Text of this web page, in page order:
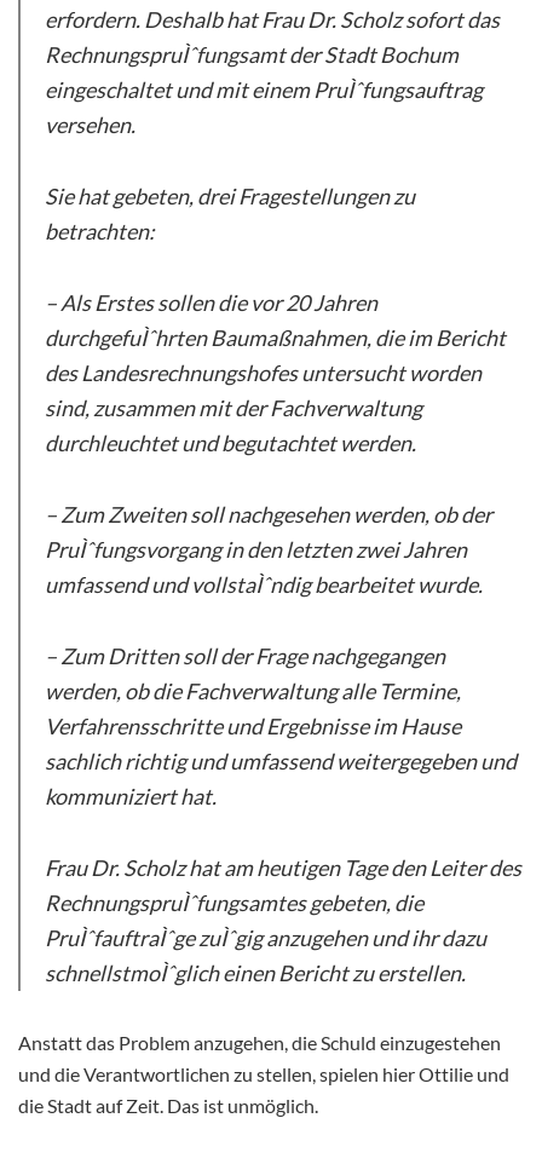
erfordern. Deshalb hat Frau Dr. Scholz sofort das
RechnungspruÌˆfungsamt der Stadt Bochum
eingeschaltet und mit einem PruÌˆfungsauftrag
versehen.
Sie hat gebeten, drei Fragestellungen zu
betrachten:
– Als Erstes sollen die vor 20 Jahren
durchgefuÌˆhrten Baumaßnahmen, die im Bericht
des Landesrechnungshofes untersucht worden
sind, zusammen mit der Fachverwaltung
durchleuchtet und begutachtet werden.
– Zum Zweiten soll nachgesehen werden, ob der
PruÌˆfungsvorgang in den letzten zwei Jahren
umfassend und vollstaÌˆndig bearbeitet wurde.
– Zum Dritten soll der Frage nachgegangen
werden, ob die Fachverwaltung alle Termine,
Verfahrensschritte und Ergebnisse im Hause
sachlich richtig und umfassend weitergegeben und
kommuniziert hat.
Frau Dr. Scholz hat am heutigen Tage den Leiter des
RechnungspruÌˆfungsamtes gebeten, die
PruÌˆfauftraÌˆge zuÌˆgig anzugehen und ihr dazu
schnellstmoÌˆglich einen Bericht zu erstellen.
Anstatt das Problem anzugehen, die Schuld einzugestehen
und die Verantwortlichen zu stellen, spielen hier Ottilie und
die Stadt auf Zeit. Das ist unmöglich.